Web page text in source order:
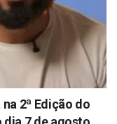
2ª Edição do